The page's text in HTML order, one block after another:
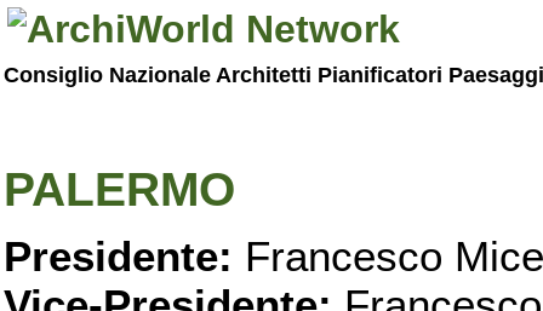
Consiglio Nazionale Architetti Pianificatori
PALERMO
Presidente: Francesco